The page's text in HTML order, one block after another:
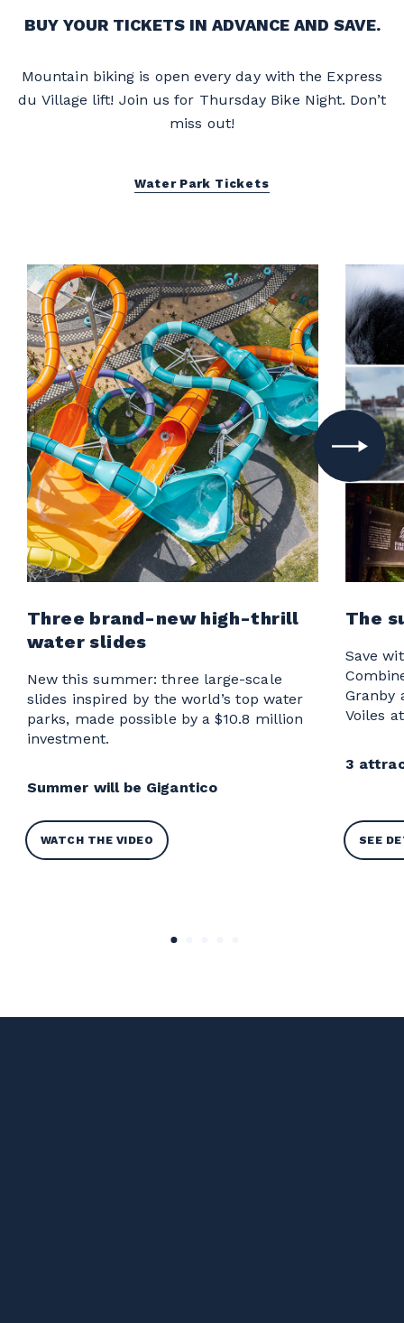
BUY YOUR TICKETS IN ADVANCE AND SAVE.
Mountain biking is open every day with the Express
du Village lift! Join us for Thursday Bike Night. Don’t
miss out!
Water Park Tickets
Three brand-new high-thrill
water slides
New this summer: three large-scale
slides inspired by the world’s top water
parks, made possible by a $10.8 million
investment.
Summer will be Gigantico
WATCH THE VIDEO
The
Save
Granby
Voiles
3
SEE